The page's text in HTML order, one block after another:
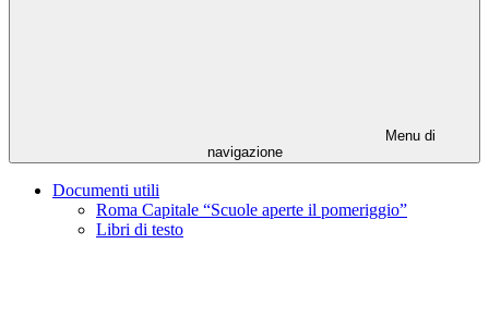
Menu di
navigazione
Documenti utili
Roma Capitale “Scuole aperte il pomeriggio”
Libri di testo